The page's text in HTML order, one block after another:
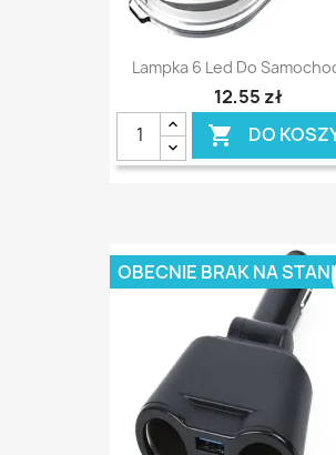
Lampka 6 Led Do
12,55 zł
 DO
OBECNIE BRAK NA